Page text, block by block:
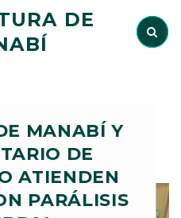
DE
MANABÍ Y
DE
ATIENDEN
PARÁLISIS